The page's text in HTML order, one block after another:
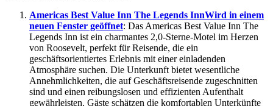
Americas Best Value Inn The Legends InnWird in einem
neuen Fenster geöffnet: Das Americas Best Value Inn The
Legends Inn ist ein charmantes 2,0-Sterne-Motel im Herzen
von Roosevelt, perfekt für Reisende, die ein
geschäftsorientiertes Erlebnis mit einer einladenden
Atmosphäre suchen. Die Unterkunft bietet wesentliche
Annehmlichkeiten, die auf Geschäftsreisende zugeschnitten
sind und einen reibungslosen und effizienten Aufenthalt
gewährleisten. Gäste schätzen die komfortablen Unterkünfte